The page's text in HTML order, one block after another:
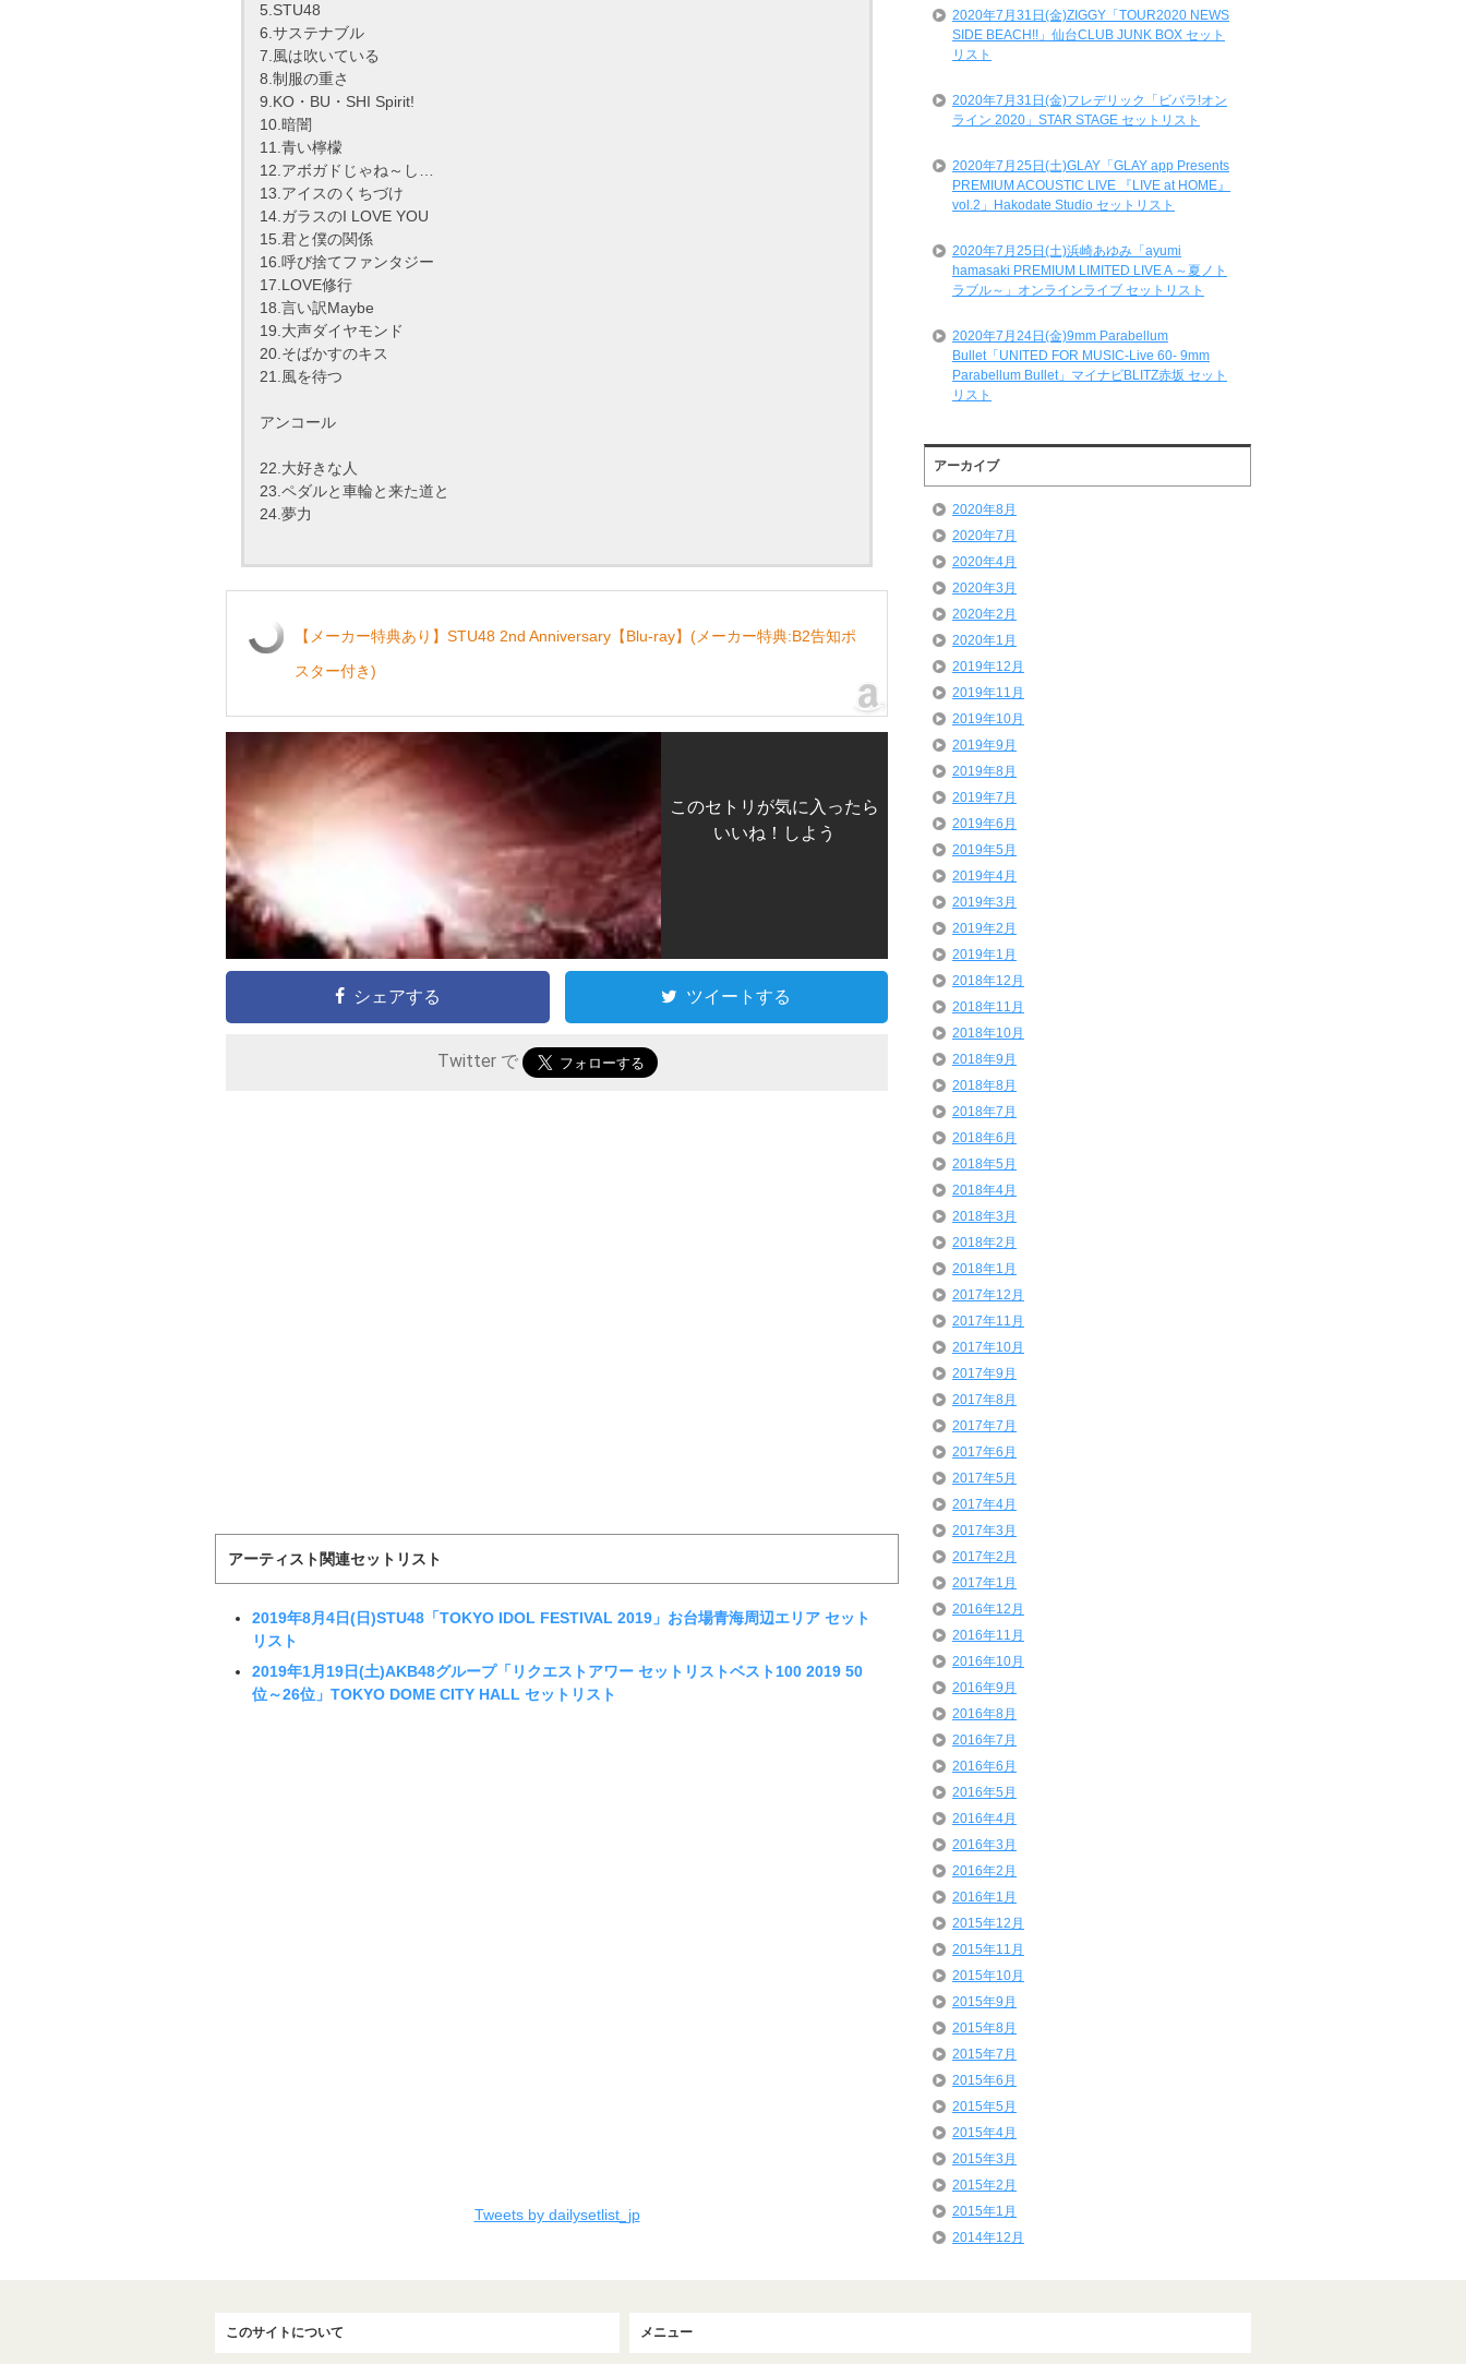
5.STU48
6.サステナブル
7.風は吹いている
8.制服の重さ
9.KO・BU・SHI Spirit!
10.暗闇
11.青い檸檬
12.アボガドじゃね～し…
13.アイスのくちづけ
14.ガラスのI LOVE YOU
15.君と僕の関係
16.呼び捨てファンタジー
17.LOVE修行
18.言い訳Maybe
19.大声ダイヤモンド
20.そばかすのキス
21.風を待つ
アンコール
22.大好きな人
23.ペダルと車輪と来た道と
24.夢力
【メーカー特典あり】STU48 2nd Anniversary【Blu-ray】(メーカー特典:B2告知ポ
スター付き)
このセトリが気に入ったら
いいね！しよう
シェアする ツイートする
Twitter で
アーティスト関連セットリスト
2019年8月4日(日)STU48「TOKYO IDOL FESTIVAL 2019」お台場青海周辺エリア セット
リスト
2019年1月19日(土)AKB48グループ「リクエストアワー セットリストベスト100 2019 50
位～26位」TOKYO DOME CITY HALL セットリスト
Tweets by dailysetlist_jp
2020年7月31日(金)ZIGGY「TOUR2020 NEWS
SIDE BEACH!!」仙台CLUB JUNK BOX セット
リスト
2020年7月31日(金)フレデリック「ビバラ!オン
ライン 2020」STAR STAGE セットリスト
2020年7月25日(土)GLAY「GLAY app Presents
PREMIUM ACOUSTIC LIVE 『LIVE at HOME』
vol.2」Hakodate Studio セットリスト
2020年7月25日(土)浜崎あゆみ「ayumi
hamasaki PREMIUM LIMITED LIVE A ～夏ノト
ラブル～」オンラインライブ セットリスト
2020年7月24日(金)9mm Parabellum
Bullet「UNITED FOR MUSIC-Live 60- 9mm
Parabellum Bullet」マイナビBLITZ赤坂 セット
リスト
アーカイブ
2020年8月
2020年7月
2020年4月
2020年3月
2020年2月
2020年1月
2019年12月
2019年11月
2019年10月
2019年9月
2019年8月
2019年7月
2019年6月
2019年5月
2019年4月
2019年3月
2019年2月
2019年1月
2018年12月
2018年11月
2018年10月
2018年9月
2018年8月
2018年7月
2018年6月
2018年5月
2018年4月
2018年3月
2018年2月
2018年1月
2017年12月
2017年11月
2017年10月
2017年9月
2017年8月
2017年7月
2017年6月
2017年5月
2017年4月
2017年3月
2017年2月
2017年1月
2016年12月
2016年11月
2016年10月
2016年9月
2016年8月
2016年7月
2016年6月
2016年5月
2016年4月
2016年3月
2016年2月
2016年1月
2015年12月
2015年11月
2015年10月
2015年9月
2015年8月
2015年7月
2015年6月
2015年5月
2015年4月
2015年3月
2015年2月
2015年1月
2014年12月
このサイトについて メニュー